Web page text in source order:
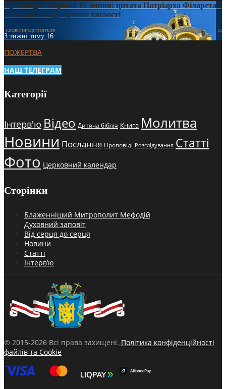
Проповідь Епіфанія 15 липня: цитата Патріарха Філарета з
його амвона. Документ тяглості
3 тижні тому16
ПОЖЕРТВА
НАШ ТЕЛЕГРАМ
Категорії
Інтерв'ю Відео Дитяча біблія Книга Молитва
Новини Послання Проповіді Розслідування Статті
Фото Церковний календар
Сторінки
Блаженніший Митрополит Мефодій
Духовний заповіт
Від серця до серця
Новини
Статті
Інтерв’ю
© 2015-2026 Всі права захищені. Політика конфіденційності
файлів та Cookie